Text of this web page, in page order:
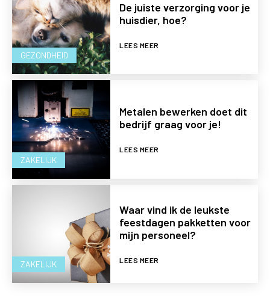
GEZONDHEID
De juiste verzorging voor je
huisdier, hoe?
LEES MEER
ZAKELIJK
Metalen bewerken doet dit
bedrijf graag voor je!
LEES MEER
ZAKELIJK
Waar vind ik de leukste
feestdagen pakketten voor
mijn personeel?
LEES MEER